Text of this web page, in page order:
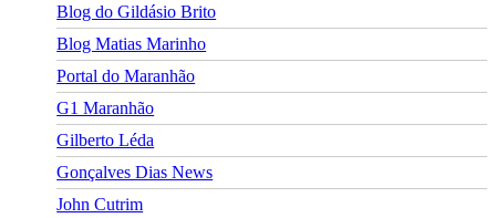
Blog do Gildásio Brito
Blog Matias Marinho
Portal do Maranhão
G1 Maranhão
Gilberto Léda
Gonçalves Dias News
John Cutrim